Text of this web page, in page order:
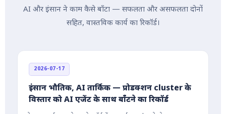
AI और इंसान ने काम कैसे बाँटा — सफलता और असफलता दोनों
सहित, वास्तविक कार्य का रिकॉर्ड।
2026-07-17
इंसान भौतिक, AI तार्किक — प्रोडक्शन cluster के
विस्तार को AI एजेंट के साथ बाँटने का रिकॉर्ड